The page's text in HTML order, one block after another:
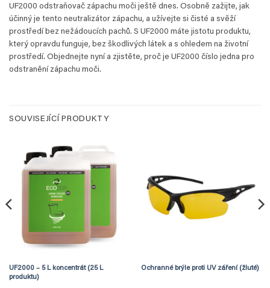
UF2000 odstraňovač zápachu moči ještě dnes. Osobně zažijte, jak
účinný je tento neutralizátor zápachu, a užívejte si čisté a svěží
prostředí bez nežádoucích pachů. S UF2000 máte jistotu produktu,
který opravdu funguje, bez škodlivých látek a s ohledem na životní
prostředí. Objednejte nyní a zjistěte, proč je UF2000 číslo jedna pro
odstranění zápachu moči.
SOUVISEJÍCÍ PRODUKTY
UF2000 – 5 L koncentrát (25 L
produktu)
Ochranné brýle proti UV záření (žluté)